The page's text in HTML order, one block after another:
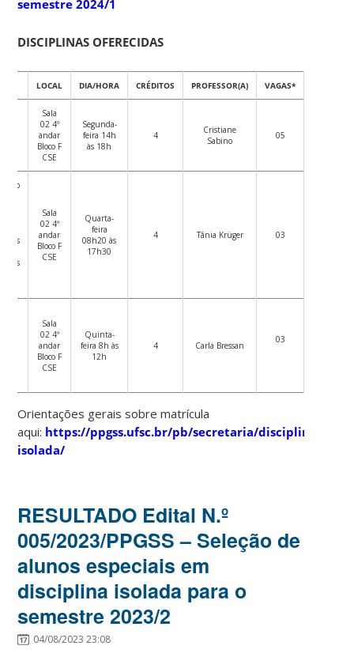
semestre 2024/1
DISCIPLINAS OFERECIDAS
LOCAL DIA/HORA CRÉDITOS PROFESSOR(A) VAGAS*
Sala
02 4º
andar
Bloco F
CSE
Segunda-
feira 14h
às 18h
4
Cristiane
Sabino
05
Sala
02 4º
andar
Bloco F
CSE
Quarta-
feira
08h20 às
17h30
4 Tânia Krüger 03
Sala
02 4º
andar
Bloco F
CSE
Quinta-
feira 8h às
12h
4 Carla Bressan
03
Orientações gerais sobre matrícula
aqui: https://ppgss.ufsc.br/pb/secretaria/disciplina-
isolada/
RESULTADO Edital N.º
005/2023/PPGSS – Seleção de
alunos especiais em
disciplina isolada para o
semestre 2023/2
04/08/2023 23:08